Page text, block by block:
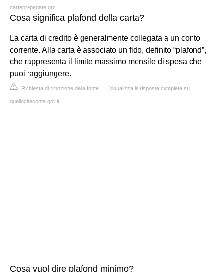
carteprepagate.org
Cosa significa plafond della carta?
La carta di credito è generalmente collegata a un conto
corrente. Alla carta è associato un fido, definito “plafond”,
che rappresenta il limite massimo mensile di spesa che
puoi raggiungere.
Richiesta di rimozione della fonte | Visualizza la risposta completa su
quellocheconta.gov.it
Cosa vuol dire plafond minimo?